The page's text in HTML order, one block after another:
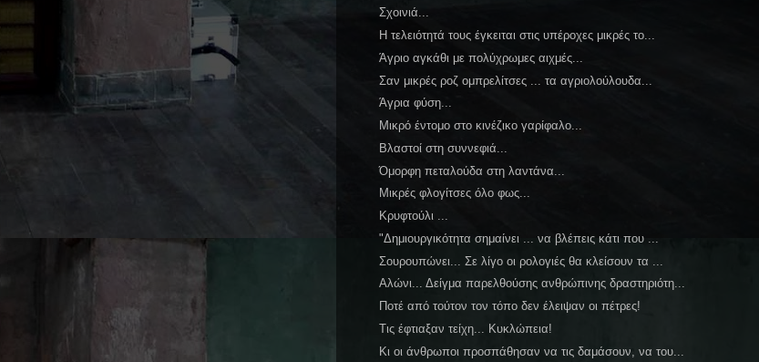
Σχοινιά...
Η τελειότητά τους έγκειται στις υπέροχες μικρές το...
Άγριο αγκάθι με πολύχρωμες αιχμές...
Σαν μικρές ροζ ομπρελίτσες ... τα αγριολούλουδα...
Άγρια φύση...
Μικρό έντομο στο κινέζικο γαρίφαλο...
Βλαστοί στη συννεφιά...
Όμορφη πεταλούδα στη λαντάνα...
Μικρές φλογίτσες όλο φως...
Κρυφτούλι ...
"Δημιουργικότητα σημαίνει ... να βλέπεις κάτι που ...
Σουρουπώνει... Σε λίγο οι ρολογιές θα κλείσουν τα ...
Αλώνι... Δείγμα παρελθούσης ανθρώπινης δραστηριότη...
Ποτέ από τούτον τον τόπο δεν έλειψαν οι πέτρες!
Τις έφτιαξαν τείχη... Κυκλώπεια!
Κι οι άνθρωποι προσπάθησαν να τις δαμάσουν, να του...